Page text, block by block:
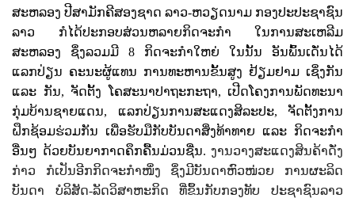
ສະຫລອງ ປີສາມັກຄີສອງຊາດ ລາວ-ຫວຽດນາມ ກອງປະປະຊາຊົນ
ລາວ ກໍໄດ້ປະກອບສ່ວນຫລາຍກິດຈະກຳ ໃນການສະເຫລີມ
ສະຫລອງ ຊຶ່ງລວມມີ 8 ກິດຈະກໍາໃຫຍ່ ໃນນັ້ນ ອັນພົ້ນເດັ່ນໄດ້
ແລກປ່ຽນ ຄະນະຜູ້ແທນ ການທະຫານຂັ້ນສູງ ຢ້ຽມຢາມ ເຊິ່ງກັນ
ແລະ ກັນ, ຈັດຕັ້ງ ໂຄສະນາປາຖະກະຖາ, ເປີດໂຄງການພັດທະນາ
ກຸ່ມບ້ານຊາຍແດນ, ແລກປ່ຽນການສະແດງສິລະປະ,​ ຈັດຕັ້ງການ
ຝຶກຊ້ອມຮ່ວມກັນ ເພື່ອຮັບມືກັບບັນດາສິ່ງທ້າທາຍ ແລະ ກິດຈະກໍາ
ອື່ນໆ ດ້ວຍບັນຍາກາດຄຶກຄື້ນມ່ວນຊື່ນ. ງານວາງສະແດງສິນຄ້າດັ່ງ
ກ່າວ ກໍເປັນອີກກິດຈະກຳໜຶ່ງ ຊຶ່ງມີບັນດາຫົວໜ່ວຍ ການຜະລິດ
ບັນດາ ບໍລິສັດ-ລັດວິສາຫະກິດ ທີ່ຂຶ້ນກັບກອງທັບ ປະຊາຊົນລາວ